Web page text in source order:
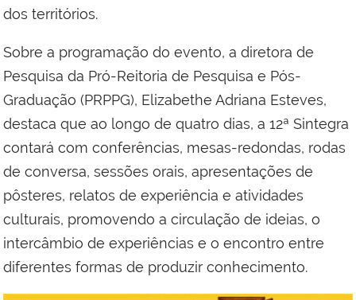
dos territórios.
Sobre a programação do evento, a diretora de
Pesquisa da Pró-Reitoria de Pesquisa e Pós-
Graduação (PRPPG), Elizabethe Adriana Esteves,
destaca que ao longo de quatro dias, a 12ª Sintegra
contará com conferências, mesas-redondas, rodas
de conversa, sessões orais, apresentações de
pôsteres, relatos de experiência e atividades
culturais, promovendo a circulação de ideias, o
intercâmbio de experiências e o encontro entre
diferentes formas de produzir conhecimento.